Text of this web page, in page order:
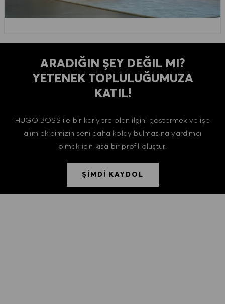
ARADIĞIN ŞEY DEĞIL MI?
YETENEK TOPLULUĞUMUZA
KATIL!
HUGO BOSS ile bir kariyere olan ilgini göstermek ve işe
alım ekibimizin seni daha kolay bulmasına yardımcı
olmak için kısa bir profil oluştur!
ŞİMDİ KAYDOL